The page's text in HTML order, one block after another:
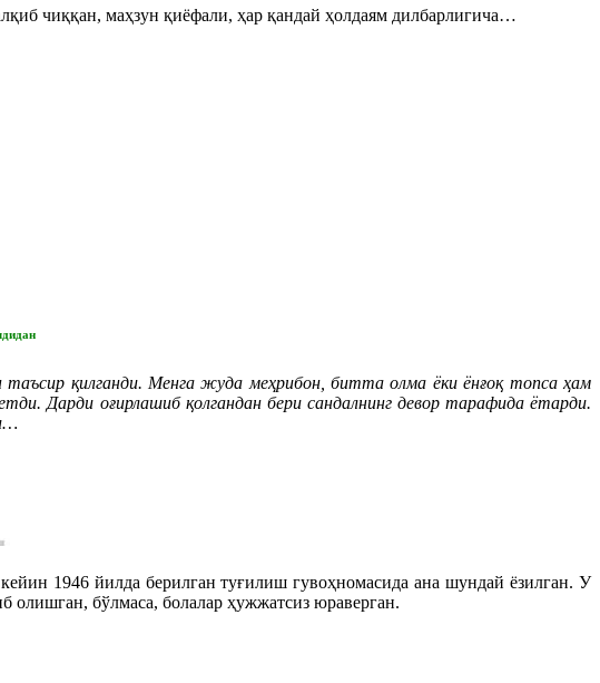
чиққан, маҳзун қиёфали, ҳар қандай ҳолдаям дилбарлигича…
қилганди. Менга жуда меҳрибон, битта олма ёки ёнғоқ топса ҳам
Дарди оғирлашиб қолгандан бери сандалнинг девор тарафида ётарди.
1946 йилда берилган туғилиш гувоҳномасида ана шундай ёзилган. У
олишган, бўлмаса, болалар ҳужжатсиз юраверган.